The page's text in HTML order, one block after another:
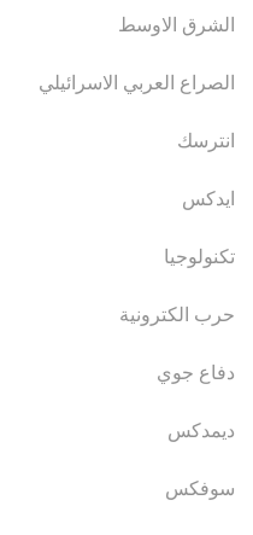
الشرق الاوسط
الصراع العربي الاسرائيلي
انترسك
ايدكس
تكنولوجيا
حرب الكترونية
دفاع جوي
ديمدكس
سوفكس